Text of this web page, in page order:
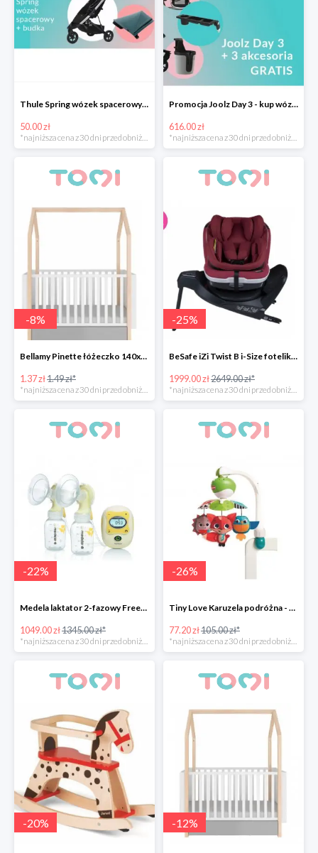
Thule Spring wózek spacerowy z budką -50 zł
50.00 zł
*najniższa cena z 30 dni przed obniżką
Promocja Joolz Day 3 - kup wózek i otrzymaj akcesoria o wartości 616 zł gratis
616.00 zł
*najniższa cena z 30 dni przed obniżką
-8%
Bellamy Pinette łóżeczko 140x70
1.37 zł1.49 zł*
-25%
BeSafe iZi Twist B i-Size fotelik przekręcany 270°
1999.00 zł2649.00 zł*
-22%
Medela laktator 2-fazowy Freestyle -22%
1049.00 zł1345.00 zł*
*najniższa cena z 30 dni przed obniżką
-26%
Tiny Love Karuzela podróżna - Zabawa na łące -26%
77.20 zł105.00 zł*
*najniższa cena z 30 dni przed obniżką
-20% -12%